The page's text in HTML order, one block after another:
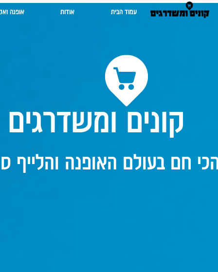
עמוד הבית אודות אופנה
קונים ומשדרגים
חם בעולם האופנה והלייף